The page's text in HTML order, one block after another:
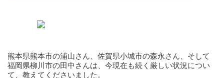
熊本県熊本市の浦山さん、佐賀県小城市の森永さん、そして
福岡県柳川市の田中さんは、今現在も続く厳しい状況につい
て、教えてくださいました。